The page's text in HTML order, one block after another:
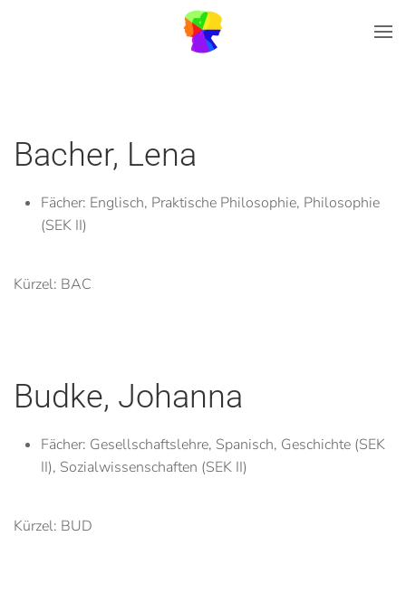
Zum Hauptinhalt springen
Bacher, Lena
Fächer: Englisch, Praktische Philosophie, Philosophie
(SEK II)
Kürzel: BAC
Budke, Johanna
Fächer: Gesellschaftslehre, Spanisch, Geschichte (SEK
II), Sozialwissenschaften (SEK II)
Kürzel: BUD